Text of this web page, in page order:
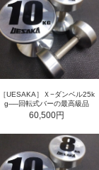
［UESAKA］Ｘ−ダンベル25k
g──回転式バーの最高級品
60,500円